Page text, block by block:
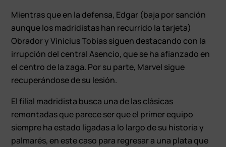
Mientras que en la defensa, Edgar (baja por sanción
aunque los madridistas han recurrido la tarjeta)
Obrador y Vinicius Tobias siguen destacando con la
irrupción del central Asencio, que se ha afianzado en
el centro de la zaga. Por su parte, Marvel sigue
recuperándose de su lesión.
El filial madridista busca una de las clásicas
remontadas que parece ser que el primer equipo
siempre ha estado ligadas a lo largo de su historia y
palmarés, en este caso para regresar a una plata que